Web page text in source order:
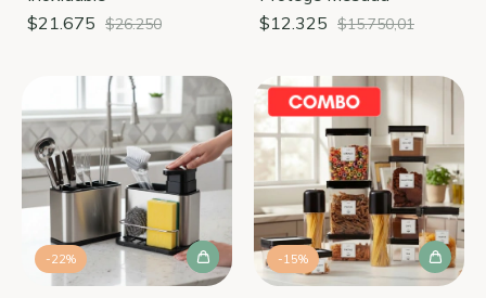
$21.675 $26.250
$12.325 $15.750,01
-22% -15%